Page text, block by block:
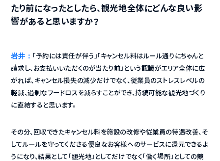
たり前になったとしたら、観光地全体にどんな良い影
響があると思いますか？
岩井： 「予約には責任が伴う」「キャンセル料はルール通りにちゃんと
請求し、お支払いいただくのが当たり前」という認識がエリア全体に広
がれば、キャンセル損失の減少だけでなく、従業員のストレスレベルの
軽減、過剰なフードロスを減らすことができ、持続可能な観光地づくり
に直結すると思います。
その分、回収できたキャンセル料を施設の改修や従業員の待遇改善、そ
してルールを守ってくださる優良なお客様へのサービスに還元できるよ
うになり、結果として「観光地」としてだけでなく「働く場所」としての競